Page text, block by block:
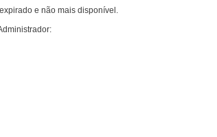
e não mais disponível.